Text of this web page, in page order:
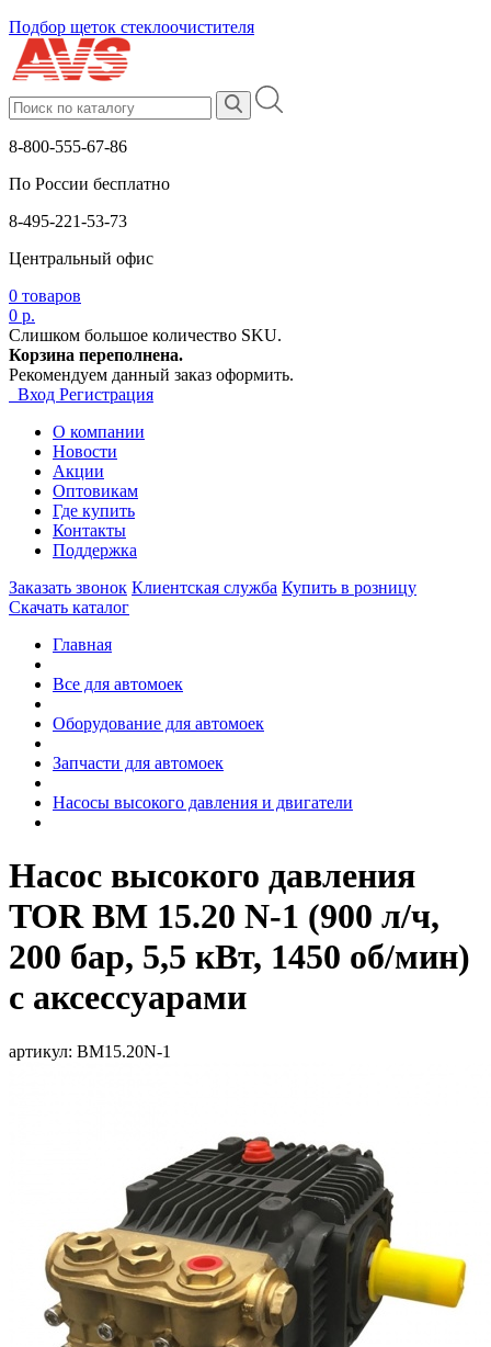
Подбор щеток стеклоочистителя
8-800-555-67-86
По России бесплатно
8-495-221-53-73
Центральный офис
0 товаров
0 р.
Слишком большое количество SKU.
Корзина переполнена.
Рекомендуем данный заказ оформить.
Вход Регистрация
О компании
Новости
Акции
Оптовикам
Где купить
Контакты
Поддержка
Заказать звонок Клиентская служба Купить в розницу
Скачать каталог
Главная
Все для автомоек
Оборудование для автомоек
Запчасти для автомоек
Насосы высокого давления и двигатели
Насос высокого давления
TOR BM 15.20 N-1 (900 л/ч,
200 бар, 5,5 кВт, 1450 об/мин)
с аксессуарами
артикул: BM15.20N-1